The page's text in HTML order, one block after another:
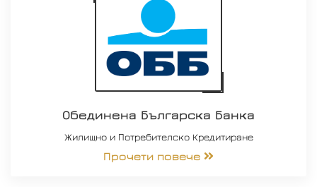
Обединена Българска Банка
Жилищно и Потребителско Кредитиране
Прочети повече